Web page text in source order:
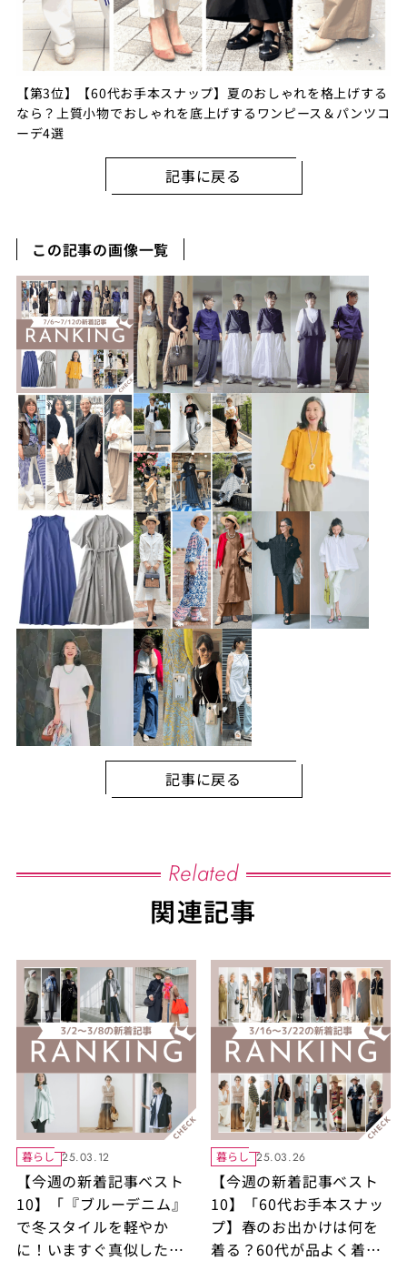
【第3位】【60代お手本スナップ】夏のおしゃれを格上げする
なら？上質小物でおしゃれを底上げするワンピース＆パンツコ
ーデ4選
記事に戻る
この記事の画像一覧
記事に戻る
Related
関連記事
暮らし 25.03.12
【今週の新着記事ベスト
10】「『ブルーデニム』
で冬スタイルを軽やか
に！いますぐ真似したい
暮らし 25.03.26
【今週の新着記事ベスト
10】「60代お手本スナッ
プ】春のお出かけは何を
着る？60代が品よく着映